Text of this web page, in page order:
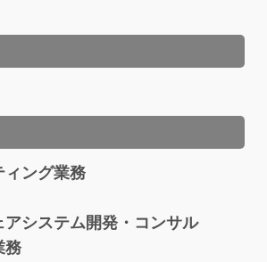
ィング業務
アシステム開発・コンサル
務